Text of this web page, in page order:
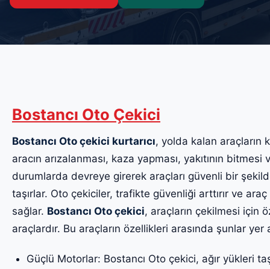
Bostancı Oto Çekici
Bostancı Oto çekici kurtarıcı, yolda kalan araçların
aracın arızalanması, kaza yapması, yakıtının
durumlarda devreye girerek araçları güvenli bir
taşırlar. Oto çekiciler, trafikte güvenliği arttırır ve
sağlar. Bostancı Oto çekici, araçların çekilmesi için
araçlardır. Bu araçların özellikleri arasında şunlar yer
Güçlü Motorlar: Bostancı Oto çekici, ağır yükleri